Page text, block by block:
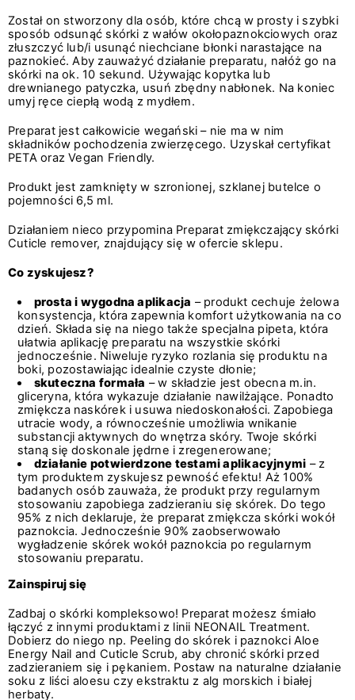
Został on stworzony dla osób, które chcą w prosty i szybki
sposób odsunąć skórki z wałów okołopaznokciowych oraz
złuszczyć lub/i usunąć niechciane błonki narastające na
paznokieć. Aby zauważyć działanie preparatu, nałóż go na
skórki na ok. 10 sekund. Używając kopytka lub
drewnianego patyczka, usuń zbędny nabłonek. Na koniec
umyj ręce ciepłą wodą z mydłem.
Preparat jest całkowicie wegański – nie ma w nim
składników pochodzenia zwierzęcego. Uzyskał certyfikat
PETA oraz Vegan Friendly.
Produkt jest zamknięty w szronionej, szklanej butelce o
pojemności 6,5 ml.
Działaniem nieco przypomina Preparat zmiękczający skórki
Cuticle remover, znajdujący się w ofercie sklepu.
Co zyskujesz?
prosta i wygodna aplikacja – produkt cechuje żelowa
konsystencja, która zapewnia komfort użytkowania na co
dzień. Składa się na niego także specjalna pipeta, która
ułatwia aplikację preparatu na wszystkie skórki
jednocześnie. Niweluje ryzyko rozlania się produktu na
boki, pozostawiając idealnie czyste dłonie;
skuteczna formała – w składzie jest obecna m.in.
gliceryna, która wykazuje działanie nawilżające. Ponadto
zmiękcza naskórek i usuwa niedoskonałości. Zapobiega
utracie wody, a równocześnie umożliwia wnikanie
substancji aktywnych do wnętrza skóry. Twoje skórki
staną się doskonale jędrne i zregenerowane;
działanie potwierdzone testami aplikacyjnymi – z
tym produktem zyskujesz pewność efektu! Aż 100%
badanych osób zauważa, że produkt przy regularnym
stosowaniu zapobiega zadzieraniu się skórek. Do tego
95% z nich deklaruje, że preparat zmiękcza skórki wokół
paznokcia. Jednocześnie 90% zaobserwowało
wygładzenie skórek wokół paznokcia po regularnym
stosowaniu preparatu.
Zainspiruj się
Zadbaj o skórki kompleksowo! Preparat możesz śmiało
łączyć z innymi produktami z linii NEONAIL Treatment.
Dobierz do niego np. Peeling do skórek i paznokci Aloe
Energy Nail and Cuticle Scrub, aby chronić skórki przed
zadzieraniem się i pękaniem. Postaw na naturalne działanie
soku z liści aloesu czy ekstraktu z alg morskich i białej
herbaty.